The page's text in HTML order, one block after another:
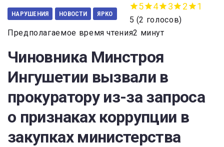
НАРУШЕНИЯ НОВОСТИ ЯРКО
5 4 3 2 1
5 (2 голосов)
Предполагаемое время чтения2 минут
Чиновника Минстроя
Ингушетии вызвали в
прокуратору из-за запроса
о признаках коррупции в
закупках министерства